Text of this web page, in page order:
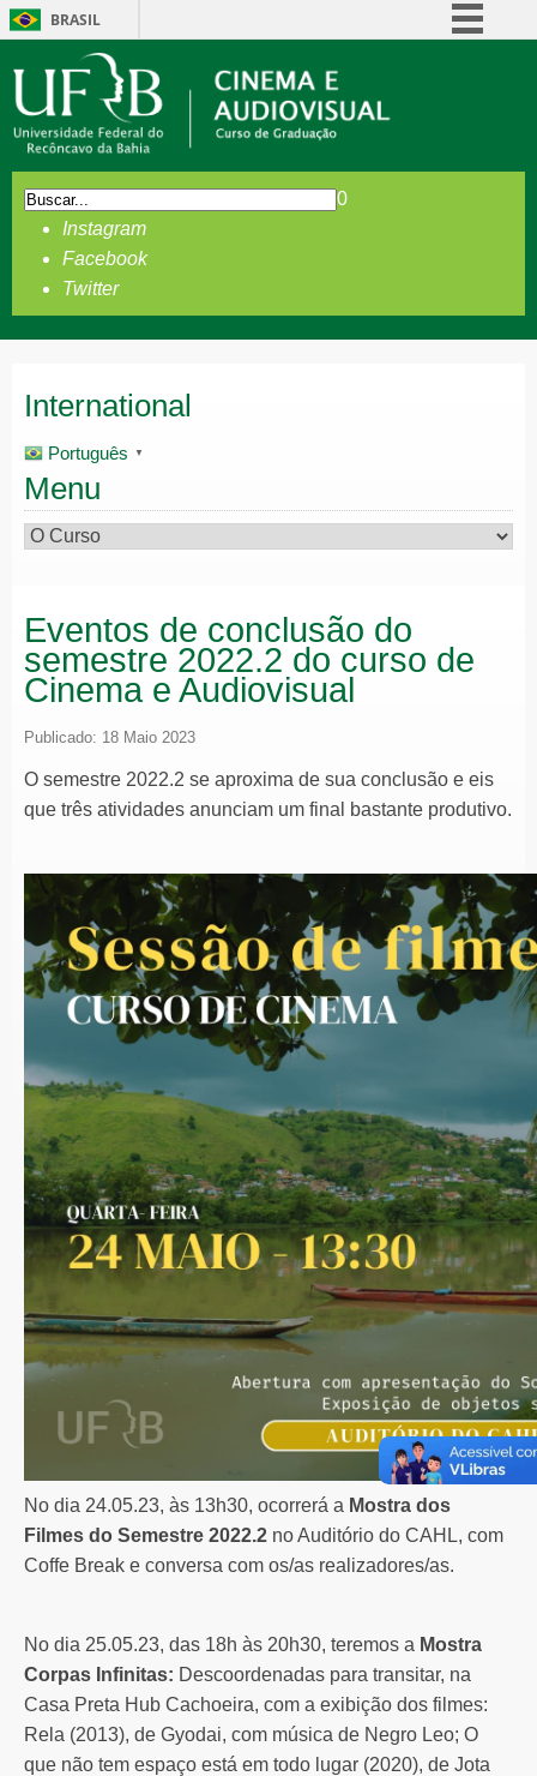
BRASIL
Comunica BR
Acesso à informação
Legislação
0
Instagram
Facebook
Twitter
International
Português ▼
Menu
Eventos de conclusão do
semestre 2022.2 do curso de
Cinema e Audiovisual
Publicado: 18 Maio 2023
O semestre 2022.2 se aproxima de sua conclusão e eis
que três atividades anunciam um final bastante produtivo.
No dia 24.05.23, às 13h30, ocorrerá a Mostra dos
Filmes do Semestre 2022.2 no Auditório do CAHL, com
Coffe Break e conversa com os/as realizadores/as.
No dia 25.05.23, das 18h às 20h30, teremos a Mostra
Corpas Infinitas: Descoordenadas para transitar, na
Casa Preta Hub Cachoeira, com a exibição dos filmes:
Rela (2013), de Gyodai, com música de Negro Leo; O
que não tem espaço está em todo lugar (2020), de Jota